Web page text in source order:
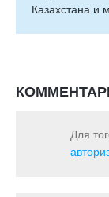
Казахстана и
Для